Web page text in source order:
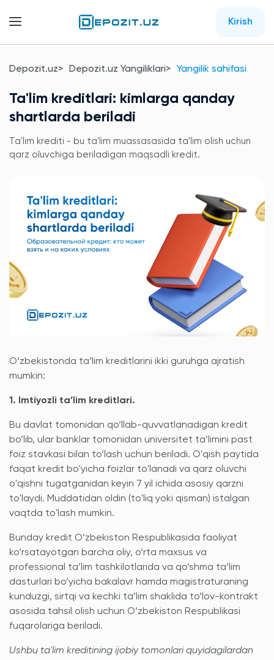
Kirish
Depozit.uz Depozit.uz Yangiliklari Yangilik sahifasi
Ta'lim kreditlari: kimlarga qanday
shartlarda beriladi
Ta'lim krediti - bu ta'lim muassasasida ta'lim olish uchun
qarz oluvchiga beriladigan maqsadli kredit.
O‘zbekistonda ta’lim kreditlarini ikki guruhga ajratish
mumkin:
1. Imtiyozli ta’lim kreditlari.
Bu davlat tomonidan qo‘llab-quvvatlanadigan kredit
bo’lib, ular banklar tomonidan universitet ta’limini past
foiz stavkasi bilan to‘lash uchun beriladi. O'qish paytida
faqat kredit bo'yicha foizlar to'lanadi va qarz oluvchi
o'qishni tugatganidan keyin 7 yil ichida asosiy qarzni
to'laydi. Muddatidan oldin (to'liq yoki qisman) istalgan
vaqtda to'lash mumkin.
Bunday kredit O‘zbekiston Respublikasida faoliyat
ko‘rsatayotgan barcha oliy, o‘rta maxsus va
professional ta’lim tashkilotlarida va qo‘shma ta’lim
dasturlari bo‘yicha bakalavr hamda magistraturaning
kunduzgi, sirtqi va kechki ta’lim shaklida to‘lov-kontrakt
asosida tahsil olish uchun O‘zbekiston Respublikasi
fuqarolariga beriladi.
Ushbu ta'lim kreditining ijobiy tomonlari quyidagilardan